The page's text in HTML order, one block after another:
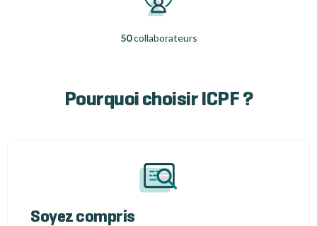
50collaborateurs
Pourquoi choisir ICPF ?
Soyez compris